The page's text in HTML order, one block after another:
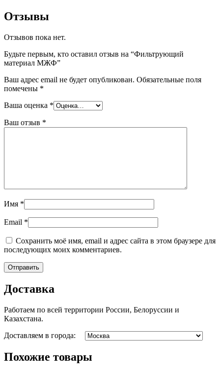
Отзывы
Отзывов пока нет.
Будьте первым, кто оставил отзыв на “Фильтрующий
материал МЖФ”
Ваш адрес email не будет опубликован. Обязательные поля
помечены *
Ваша оценка *
Ваш отзыв *
Имя *
Email *
Сохранить моё имя, email и адрес сайта в этом браузере для
последующих моих комментариев.
Доставка
Работаем по всей территории России, Белоруссии и
Казахстана.
Доставляем в города:
Похожие товары